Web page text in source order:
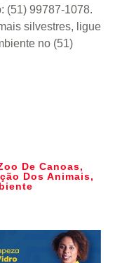
(51) 99787-1078.
silvestres, ligue
no (51)
De Canoas,
Dos Animais,